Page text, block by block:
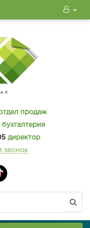
продаж
бухгалтерия
директор
звонок